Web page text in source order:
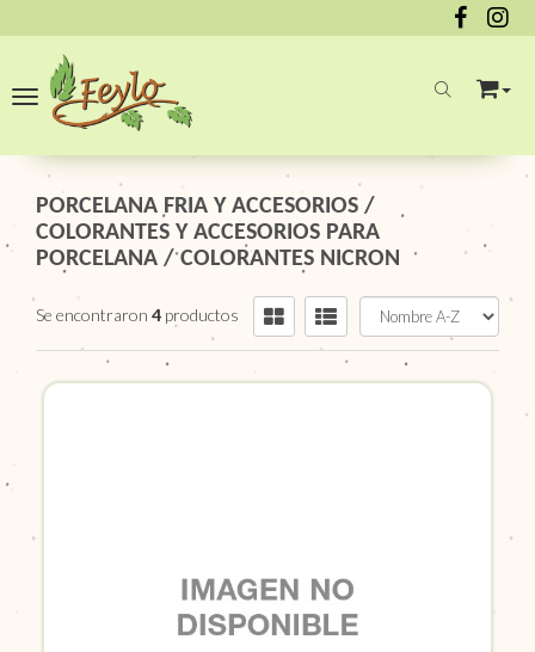
Toggle navigation
PORCELANA FRIA Y ACCESORIOS /
COLORANTES Y ACCESORIOS PARA
PORCELANA /COLORANTES NICRON
Se encontraron 4 productos